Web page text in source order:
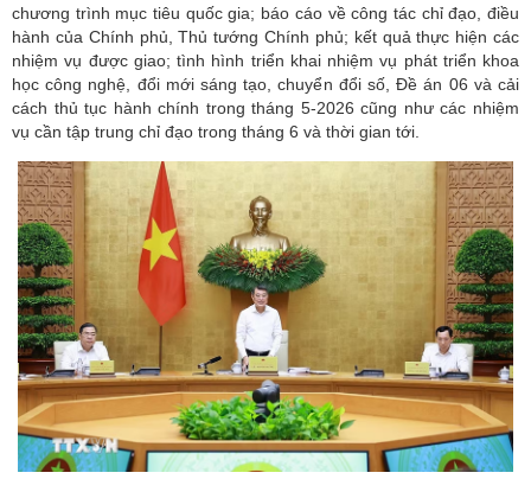
chương trình mục tiêu quốc gia; báo cáo về công tác chỉ đạo, điều
hành của Chính phủ, Thủ tướng Chính phủ; kết quả thực hiện các
nhiệm vụ được giao; tình hình triển khai nhiệm vụ phát triển khoa
học công nghệ, đổi mới sáng tạo, chuyển đổi số, Đề án 06 và cải
cách thủ tục hành chính trong tháng 5-2026 cũng như các nhiệm
vụ cần tập trung chỉ đạo trong tháng 6 và thời gian tới.